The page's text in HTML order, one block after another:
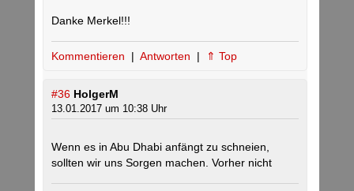
Danke Merkel!!!
Kommentieren | Antworten | ⇑ Top
#36 HolgerM
13.01.2017 um 10:38 Uhr
Wenn es in Abu Dhabi anfängt zu schneien,
sollten wir uns Sorgen machen. Vorher nicht